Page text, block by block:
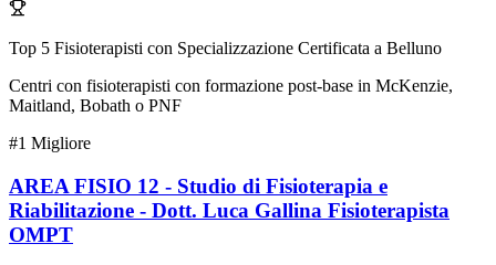
Top 5 Fisioterapisti con Specializzazione Certificata a Belluno
Centri con fisioterapisti con formazione post-base in McKenzie,
Maitland, Bobath o PNF
#1 Migliore
AREA FISIO 12 - Studio di Fisioterapia e
Riabilitazione - Dott. Luca Gallina Fisioterapista
OMPT